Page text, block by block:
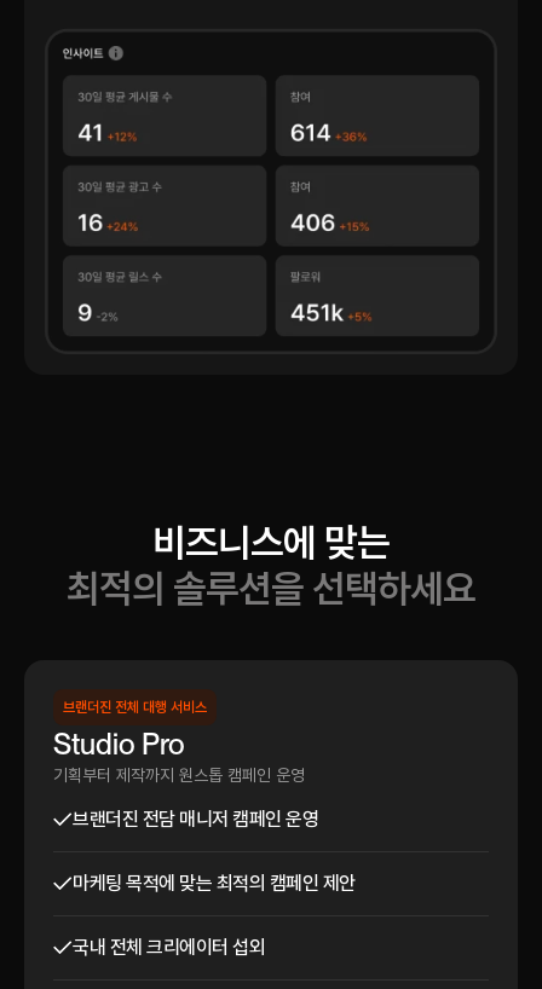
비즈니스에 맞는
최적의 솔루션을 선택하세요
브랜더진 전체 대행 서비스
Studio Pro
기획부터 제작까지 원스톱 캠페인 운영
브랜더진 전담 매니저 캠페인 운영
마케팅 목적에 맞는 최적의 캠페인 제안
국내 전체 크리에이터 섭외